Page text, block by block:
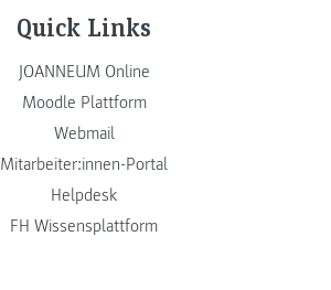
Quick Links
JOANNEUM Online
Moodle Plattform
Webmail
Mitarbeiter:innen-Portal
Helpdesk
FH Wissensplattform